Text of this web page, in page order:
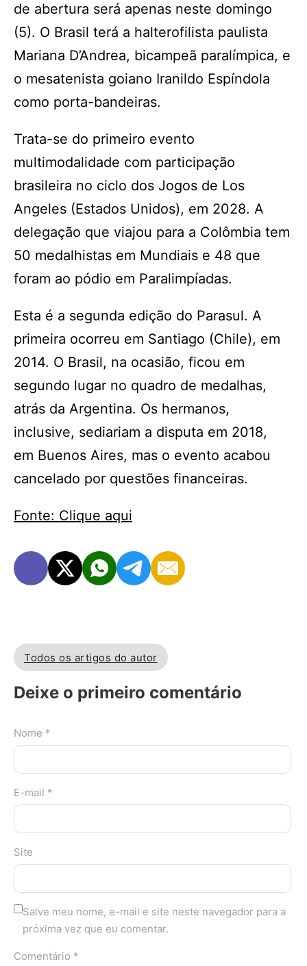
de abertura será apenas neste domingo
(5). O Brasil terá a halterofilista paulista
Mariana D’Andrea, bicampeã paralímpica, e
o mesatenista goiano Iranildo Espíndola
como porta-bandeiras.
Trata-se do primeiro evento
multimodalidade com participação
brasileira no ciclo dos Jogos de Los
Angeles (Estados Unidos), em 2028. A
delegação que viajou para a Colômbia tem
50 medalhistas em Mundiais e 48 que
foram ao pódio em Paralimpíadas.
Esta é a segunda edição do Parasul. A
primeira ocorreu em Santiago (Chile), em
2014. O Brasil, na ocasião, ficou em
segundo lugar no quadro de medalhas,
atrás da Argentina. Os hermanos,
inclusive, sediariam a disputa em 2018,
em Buenos Aires, mas o evento acabou
cancelado por questões financeiras.
Fonte: Clique aqui
Todos os artigos do autor
Deixe o primeiro comentário
Nome *
E-mail *
Site
Salve meu nome, e-mail e site neste navegador para a
próxima vez que eu comentar.
Comentário *